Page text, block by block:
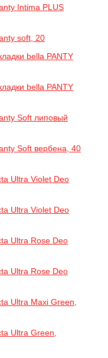
Intima PLUS
soft, 20
bella PANTY
bella PANTY
Soft липовый
Soft вербена, 40
Ultra Violet Deo
Ultra Violet Deo
Ultra Rose Deo
Ultra Rose Deo
Ultra Maxi Green,
Ultra Green,